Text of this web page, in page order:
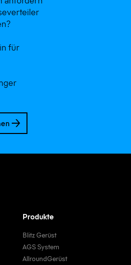
für
Produkte
Blitz Gerüst
AGS System
AllroundGerüst